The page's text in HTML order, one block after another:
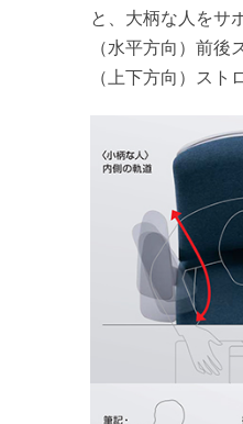
と、大柄な人をサ
（水平方向）前
（上下方向）スト